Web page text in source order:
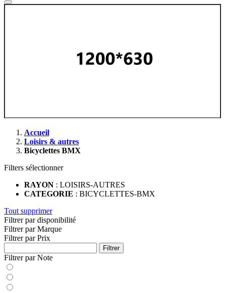
Accueil
Loisirs & autres
Bicyclettes BMX
Filters sélectionner
RAYON : LOISIRS-AUTRES
CATEGORIE : BICYCLETTES-BMX
Tout supprimer
Filtrer par disponibilité
Filtrer par Marque
Filtrer par Prix
Filtrer
Filtrer par Note